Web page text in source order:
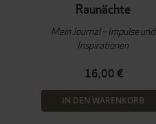
Raunächte
Mein Journal – Impulse und
Inspirationen
16,00 €
IN DEN WARENKORB